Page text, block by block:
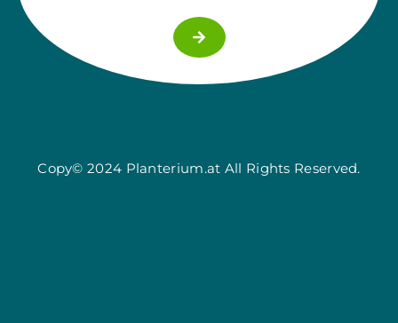
Copy© 2024 Planterium.at All Rights Reserved.